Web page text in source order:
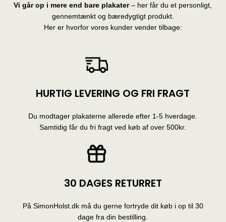
Vi går op i mere end bare plakater– her får du et personligt,
gennemtænkt og bæredygtigt produkt.
Her er hvorfor vores kunder vender tilbage:
HURTIG LEVERING OG FRI FRAGT
Du modtager plakaterne allerede efter 1-5 hverdage.
Samtidig får du fri fragt ved køb af over 500kr.
30 DAGES RETURRET
På SimonHolst.dk må du gerne fortryde dit køb i op til 30
dage fra din bestilling.